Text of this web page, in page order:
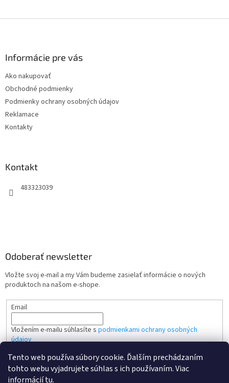
Tento web používa súbory cookie. Ďalším prechádzaním
tohto webu vyjadrujete súhlas s ich používaním. Viac
informáciítu.
Informácie pre vás
Ako nakupovať
Obchodné podmienky
Podmienky ochrany osobných údajov
Reklamace
Kontakty
Kontakt
483323039
Odoberať newsletter
Vložte svoj e-mail a my Vám budeme zasielať informácie o nových
produktoch na našom e-shope.
Email
Vložením e-mailu súhlasíte s podmienkami ochrany osobných
údajov
PRIHLÁSIŤ SA